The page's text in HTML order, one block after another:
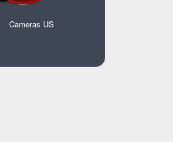
Cameras US